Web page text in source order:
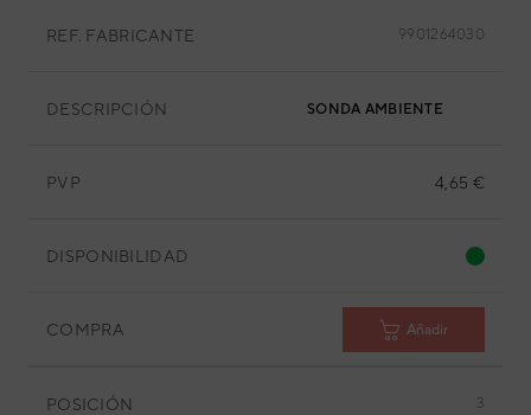
REF. FABRICANTE 9901264030
DESCRIPCIÓN SONDA AMBIENTE
PVP 4,65 €
DISPONIBILIDAD
COMPRA Añadir
POSICIÓN 3